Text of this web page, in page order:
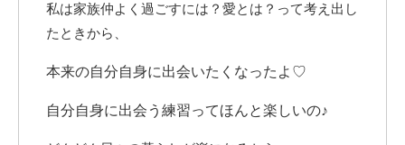
私は家族仲よく過ごすには？愛とは？って考え出し
たときから、
本来の自分自身に出会いたくなったよ♡
自分自身に出会う練習ってほんと楽しいの♪